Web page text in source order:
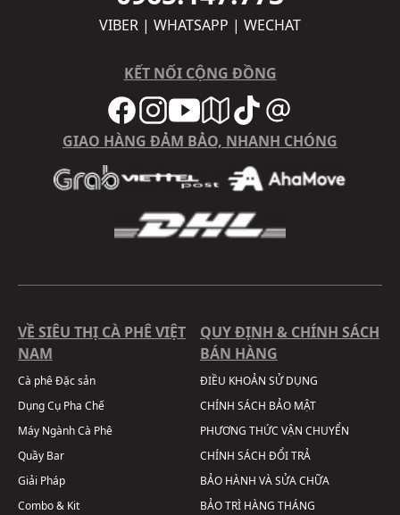
VIBER | WHATSAPP | WECHAT
KẾT NỐI CỘNG ĐỒNG
GIAO HÀNG ĐẢM BẢO, NHANH CHÓNG
VỀ SIÊU THỊ CÀ PHÊ VIỆT
NAM
Cà phê Đặc sản
Dụng Cụ Pha Chế
Máy Ngành Cà Phê
Quầy Bar
Giải Pháp
Combo & Kit
QUY ĐỊNH & CHÍNH SÁCH
BÁN HÀNG
ĐIỀU KHOẢN SỬ DỤNG
CHÍNH SÁCH BẢO MẬT
PHƯƠNG THỨC VẬN CHUYỂN
CHÍNH SÁCH ĐỔI TRẢ
BẢO HÀNH VÀ SỬA CHỮA
BẢO TRÌ HÀNG THÁNG